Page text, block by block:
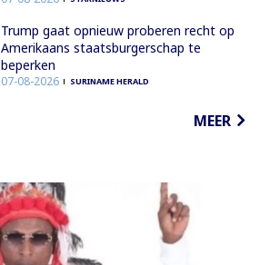
Trump gaat opnieuw proberen recht op
Amerikaans staatsburgerschap te
beperken
07-08-2026 SURINAME HERALD
MEER